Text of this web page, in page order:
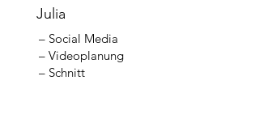
Julia
– Social Media
– Videoplanung
– Schnitt